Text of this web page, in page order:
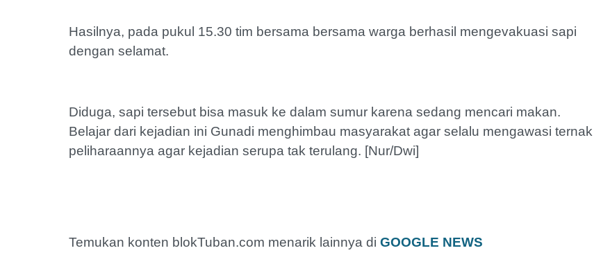
Hasilnya, pada pukul 15.30 tim bersama bersama warga berhasil mengevakuasi sapi
dengan selamat.
Diduga, sapi tersebut bisa masuk ke dalam sumur karena sedang mencari makan.
Belajar dari kejadian ini Gunadi menghimbau masyarakat agar selalu mengawasi ternak
peliharaannya agar kejadian serupa tak terulang. [Nur/Dwi]
Temukan konten blokTuban.com menarik lainnya di GOOGLE NEWS